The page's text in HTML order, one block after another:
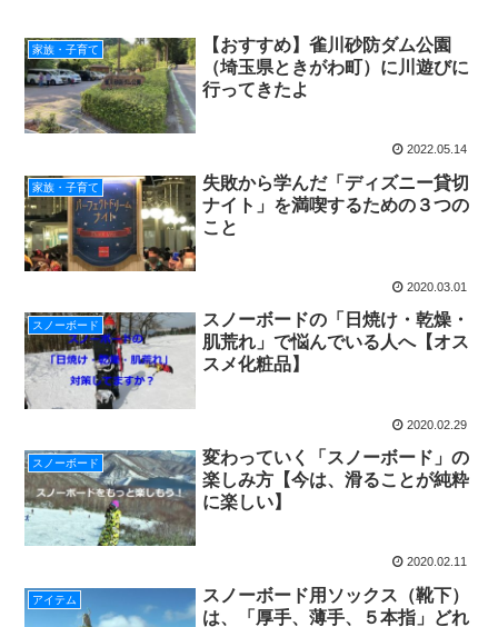
家族・子育て
【おすすめ】雀川砂防ダム公園
（埼玉県ときがわ町）に川遊びに
行ってきたよ
2022.05.14
家族・子育て
失敗から学んだ「ディズニー貸切
ナイト」を満喫するための３つの
こと
2020.03.01
スノーボード
スノーボードの「日焼け・乾燥・
肌荒れ」で悩んでいる人へ【オス
スメ化粧品】
2020.02.29
スノーボード
変わっていく「スノーボード」の
楽しみ方【今は、滑ることが純粋
に楽しい】
2020.02.11
アイテム
スノーボード用ソックス（靴下）
は、「厚手、薄手、５本指」どれ